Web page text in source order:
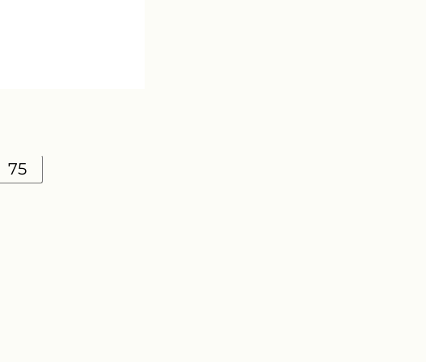
75